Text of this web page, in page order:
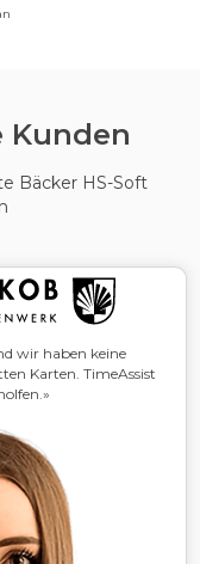
Kunden
Bäcker HS-Soft
wir haben keine
Karten. TimeAssist